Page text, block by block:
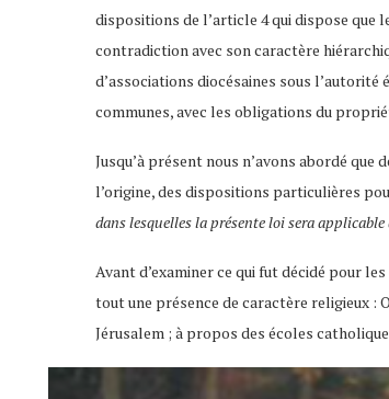
dispositions de l’article 4 qui dispose que
contradiction avec son caractère
d’associations diocésaines sous
communes, avec les obligations du
Jusqu’à présent nous n’avons abordé
l’origine, des dispositions particulières
dans lesquelles la présente loi sera applicable
Avant d’examiner ce qui fut décidé pour
tout une présence de caractère religieux
Jérusalem ; à propos des écoles